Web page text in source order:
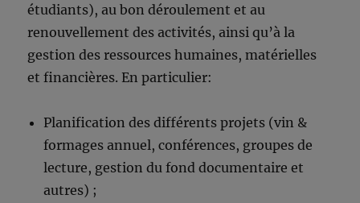
étudiants), au bon déroulement et au
renouvellement des activités, ainsi qu’à la
gestion des ressources humaines, matérielles
et financières. En particulier:
Planification des différents projets (vin &
formages annuel, conférences, groupes de
lecture, gestion du fond documentaire et
autres) ;